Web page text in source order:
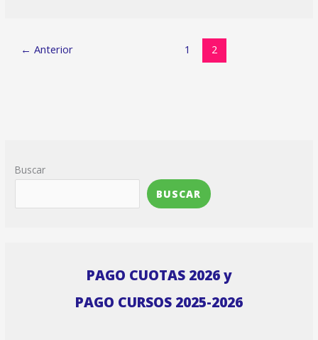
ronda
← Anterior 1 2
Buscar
BUSCAR
PAGO CUOTAS 2026 y
PAGO CURSOS 2025-2026